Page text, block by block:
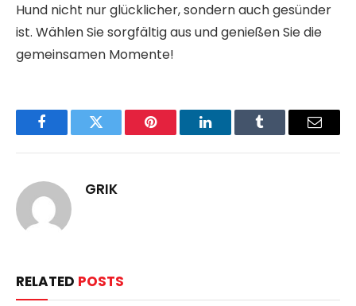
Hund nicht nur glücklicher, sondern auch gesünder
ist. Wählen Sie sorgfältig aus und genießen Sie die
gemeinsamen Momente!
FacebookTwitter Pinterest LinkedInTumblr Email
GRIK
RELATED POSTS